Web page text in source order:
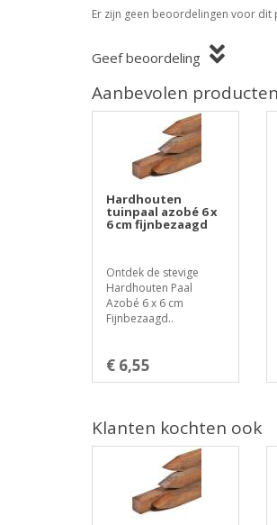
Er zijn geen beoordelingen voor dit
Geef beoordeling
Aanbevolen producten
Hardhouten
tuinpaal azobé 6 x
6 cm fijnbezaagd
Ontdek de stevige
Hardhouten Paal
Azobé 6 x 6 cm
Fijnbezaagd..
€ 6,55
Klanten kochten ook